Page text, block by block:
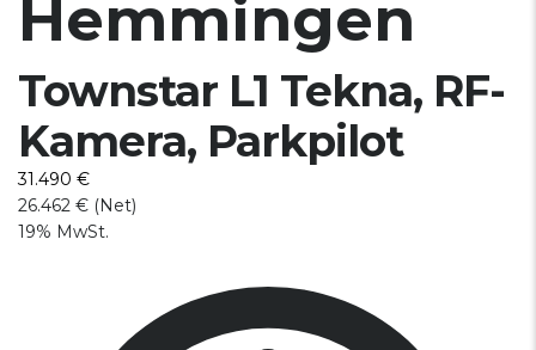
Hemmingen
Townstar L1 Tekna, RF-
Kamera, Parkpilot
31.490 €
26.462 € (Net)
19% MwSt.